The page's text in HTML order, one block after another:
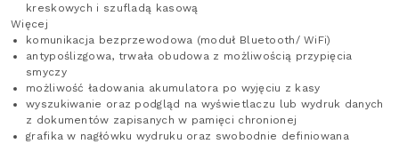
kreskowych i szufladą kasową
Więcej
komunikacja bezprzewodowa (moduł Bluetooth/ WiFi)
antypoślizgowa, trwała obudowa z możliwością przypięcia
smyczy
możliwość ładowania akumulatora po wyjęciu z kasy
wyszukiwanie oraz podgląd na wyświetlaczu lub wydruk danych
z dokumentów zapisanych w pamięci chronionej
grafika w nagłówku wydruku oraz swobodnie definiowana